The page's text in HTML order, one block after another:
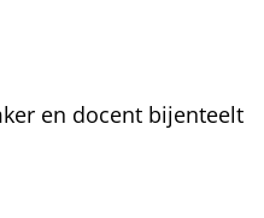
en docent bijenteelt